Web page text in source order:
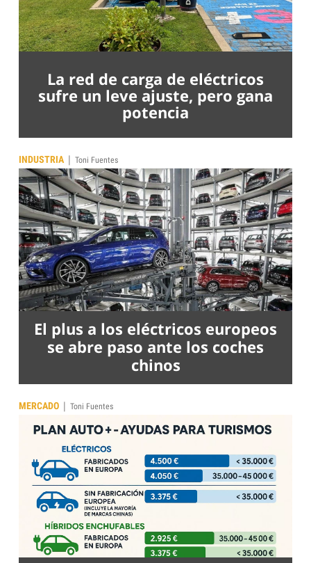
La red de carga de eléctricos
sufre un leve ajuste, pero gana
potencia
INDUSTRIA | Toni Fuentes
El plus a los eléctricos europeos
se abre paso ante los coches
chinos
MERCADO | Toni Fuentes